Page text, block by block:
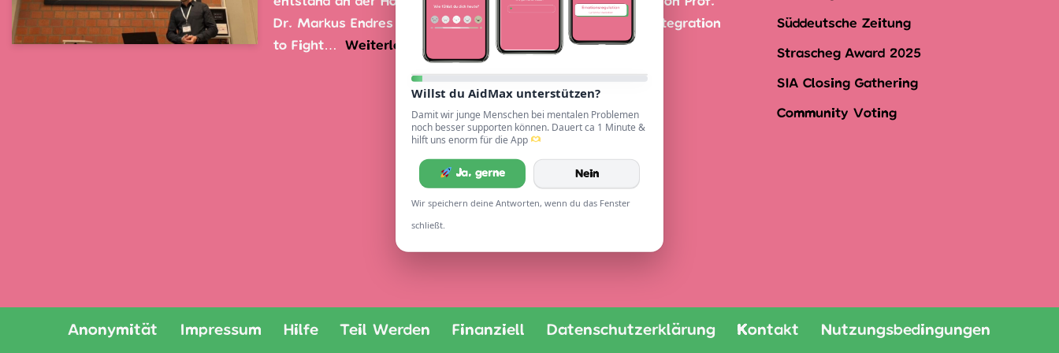
Dr. Markus Endres und trägt den Titel „AidMax – Chatbot Integration
to Fight… Weiterlesen »
Süddeutsche Zeitung
Strascheg Award 2025
SIA Closing Gathering
Community Voting
Anonymität Impressum Hilfe Teil Werden Finanziell Datenschutzerklärung Kontakt Nutzungsbedingungen
Willst du AidMax unterstützen?
Damit wir junge Menschen bei mentalen Problemen
noch besser supporten können. Dauert ca 1 Minute &
hilft uns enorm für die App
Ja, gerne Nein
Wir speichern deine Antworten, wenn du das Fenster
schließt.